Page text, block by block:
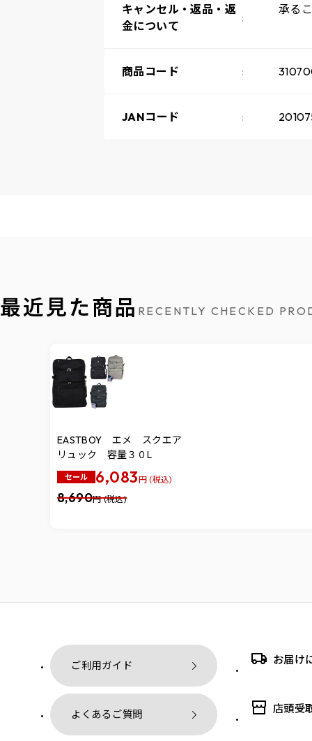
キャンセル・返品・返
金について
承る
商品コード
JANコード
最近見た商品 RECENTLY CHECKED
EASTBOY エメ スクエア
リュック 容量３０L
セール 6,083円 (税込)
8,690円 (税込)
ご利用ガイド
よくあるご質問
お届け
店頭受